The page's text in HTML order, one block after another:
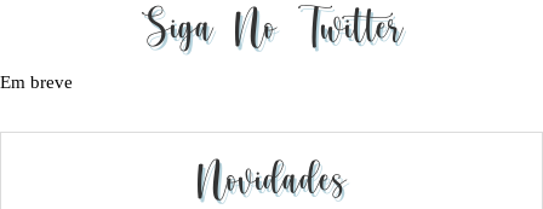
Siga No Twitter
Em breve
Novidades